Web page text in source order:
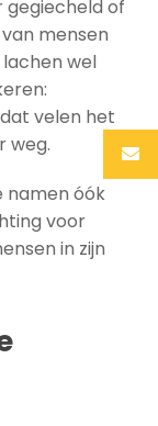
gegiecheld of
mensen
lachen wel
velen het
weg.
namen óók
voor
in zijn